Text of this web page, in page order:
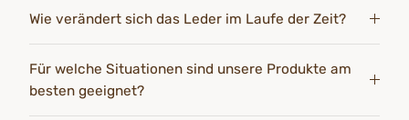
Wie verändert sich das Leder im Laufe der Zeit?
Für welche Situationen sind unsere Produkte am
besten geeignet?